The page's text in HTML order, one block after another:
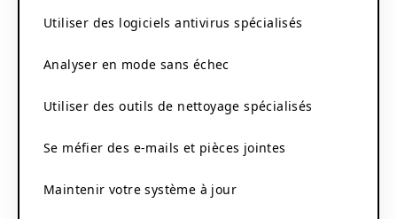
Utiliser des logiciels antivirus spécialisés
Analyser en mode sans échec
Utiliser des outils de nettoyage spécialisés
Se méfier des e-mails et pièces jointes
Maintenir votre système à jour